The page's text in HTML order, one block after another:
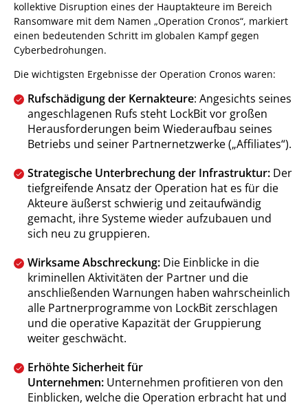
kollektive Disruption eines der Hauptakteure im Bereich
Ransomware mit dem Namen „Operation Cronos“, markiert
einen bedeutenden Schritt im globalen Kampf gegen
Cyberbedrohungen.
Die wichtigsten Ergebnisse der Operation Cronos waren:
Rufschädigung der Kernakteure: Angesichts seines
angeschlagenen Rufs steht LockBit vor großen
Herausforderungen beim Wiederaufbau seines
Betriebs und seiner Partnernetzwerke („Affiliates“).
Strategische Unterbrechung der Infrastruktur: Der
tiefgreifende Ansatz der Operation hat es für die
Akteure äußerst schwierig und zeitaufwändig
gemacht, ihre Systeme wieder aufzubauen und
sich neu zu gruppieren.
Wirksame Abschreckung: Die Einblicke in die
kriminellen Aktivitäten der Partner und die
anschließenden Warnungen haben wahrscheinlich
alle Partnerprogramme von LockBit zerschlagen
und die operative Kapazität der Gruppierung
weiter geschwächt.
Erhöhte Sicherheit für
Unternehmen: Unternehmen profitieren von den
Einblicken, welche die Operation erbracht hat und